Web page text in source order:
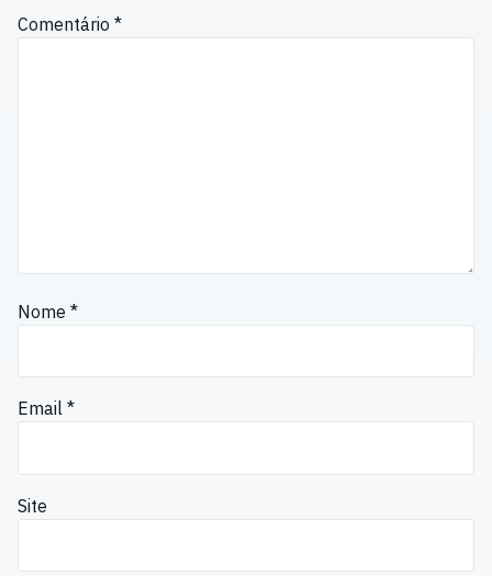
Comentário *
Nome *
Email *
Site